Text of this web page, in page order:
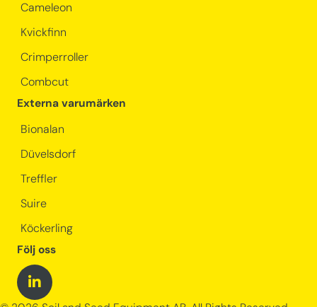
Cameleon
Kvickfinn
Crimperroller
Combcut
Externa varumärken
Bionalan
Düvelsdorf
Treffler
Suire
Köckerling
Följ oss